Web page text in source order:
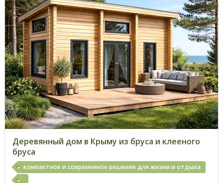
Деревянный дом в Крыму из бруса и клееного
бруса
компактное и современное решение для жизни и отдыха